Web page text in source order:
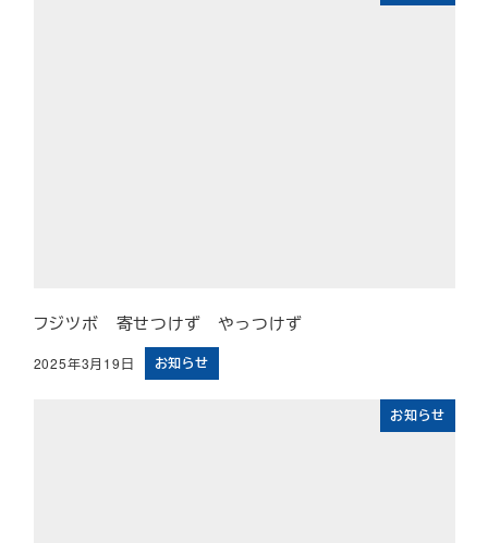
フジツボ 寄せつけず やっつけず
投稿日
2025年3月19日 お知らせ
お知らせ